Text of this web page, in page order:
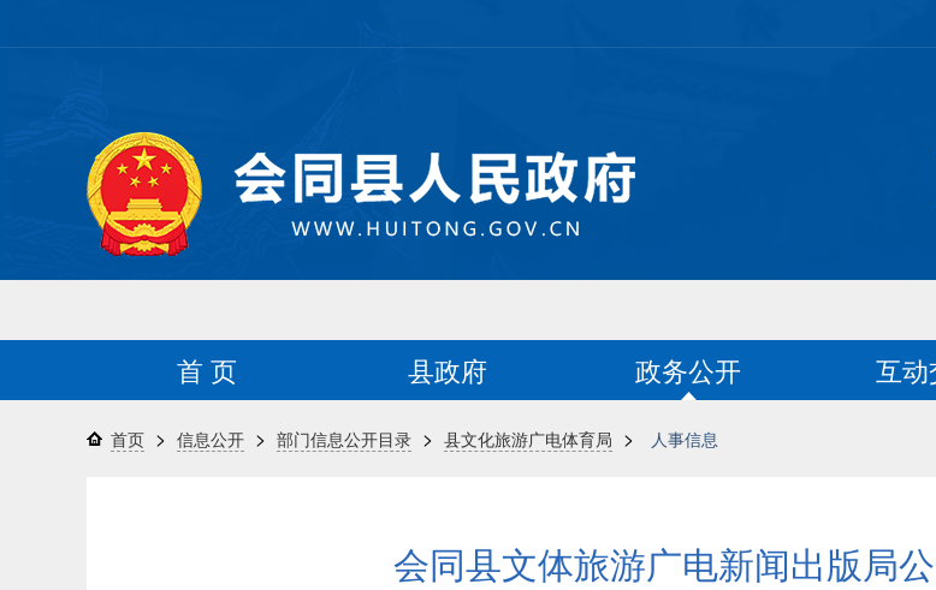
首 页 县政府 政务公开 互
首页 > 信息公开 > 部门信息公开目录 > 县文化旅游广电体育局 > 人事信息
会同县文体旅游广电新闻出版局